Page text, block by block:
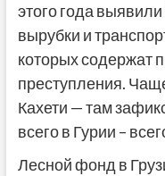
этого года
вырубки и
которых содержат
преступления.
Кахети — там
всего в Гурии –
Лесной фонд в